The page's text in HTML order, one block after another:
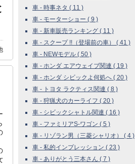
車 - 時事ネタ ( 11 )
車 - モーターショー ( 9 )
車 - 新車販売ランキング ( 11 )
車 - スクープ !!（登場前の車） ( 41 )
車 - NEWモデル ( 50 )
車 - ホンダ エアウェイブ関連 ( 19 )
車 - ホンダ シビックよ何処へ ( 20 )
車 - トヨタ ラクティス関連 ( 8 )
車 - 狩猟犬のカーライフ ( 20 )
車 - シビックシャトル関連 ( 16 )
車 - ファミリアS-ワゴン ( 5 )
車 - リゾラン男（三菱シャリオ） ( 4 )
車 - 私的インプレッション ( 23 )
車 - ありがとう三本さん ( 7 )